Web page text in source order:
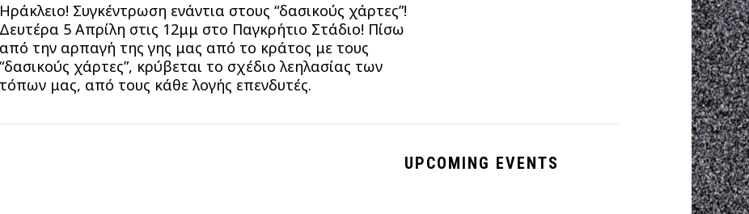
Ηράκλειο! Συγκέντρωση ενάντια στους “δασικούς χάρτες”!
Δευτέρα 5 Απρίλη στις 12μμ στο Παγκρήτιο Στάδιο! Πίσω
από την αρπαγή της γης μας από το κράτος με τους
“δασικούς χάρτες”, κρύβεται το σχέδιο λεηλασίας των
τόπων μας, από τους κάθε λογής επενδυτές.
UPCOMING EVENTS